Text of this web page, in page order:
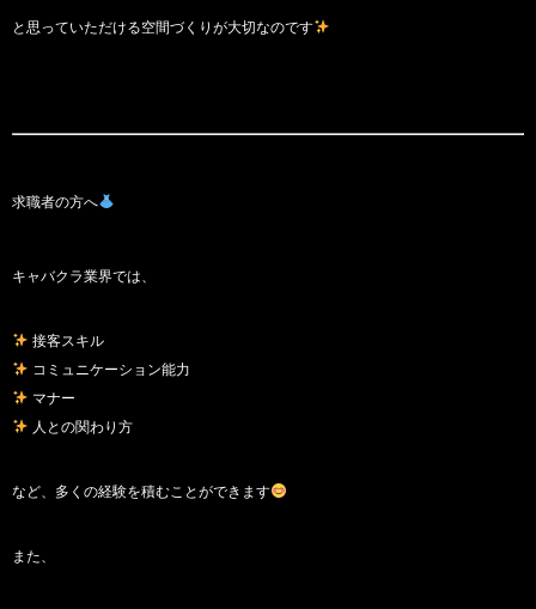
と思っていただける空間づくりが大切なのです
求職者の方へ
キャバクラ業界では、
接客スキル
コミュニケーション能力
マナー
人との関わり方
など、多くの経験を積むことができます
また、